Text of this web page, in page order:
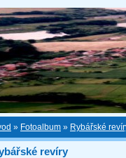
» Fotoalbum » Rybářské
revíry